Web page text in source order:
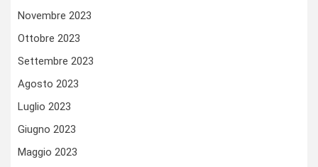
Novembre 2023
Ottobre 2023
Settembre 2023
Agosto 2023
Luglio 2023
Giugno 2023
Maggio 2023